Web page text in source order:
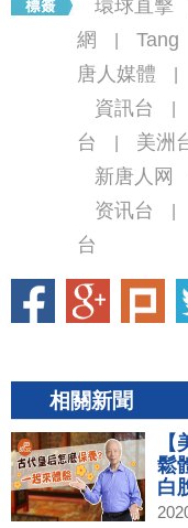
環球直擊
網
Tang
唐人媒體
資訊台
台
美洲
新唐人网
资讯台
台
相關新聞
鬆
白
講